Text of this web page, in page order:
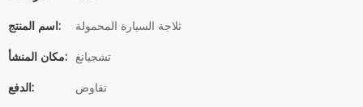
اسم المنتج:
ثلاجة السيارة المحمولة
مكان المنشأ: تشجيانغ
الدفع:
تفاوض